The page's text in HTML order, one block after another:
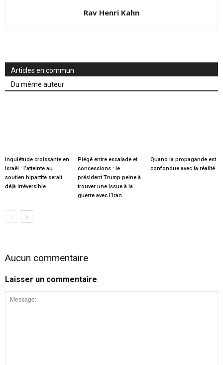
Rav Henri Kahn
Articles en commun
Du même auteur
Inquiétude croissante en
Israël : l’atteinte au
soutien bipartite serait
déjà irréversible
Piégé entre escalade et
concessions : le
président Trump peine à
trouver une issue à la
guerre avec l’Iran
Quand la propagande est
confondue avec la réalité
Aucun commentaire
Laisser un commentaire